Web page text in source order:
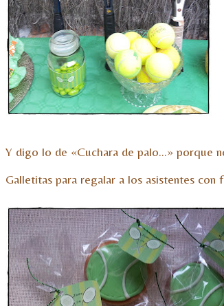
Y digo lo de «Cuchara de palo…» porque
Galletitas para regalar a los asistentes